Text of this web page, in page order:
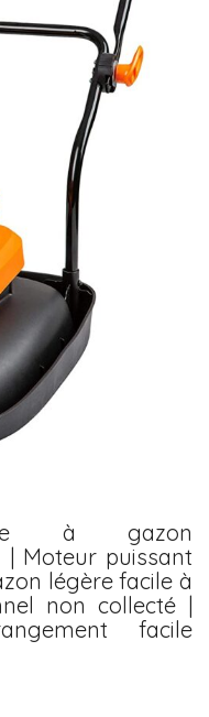
à gazon
Moteur puissant
légère facile à
non collecté |
facile